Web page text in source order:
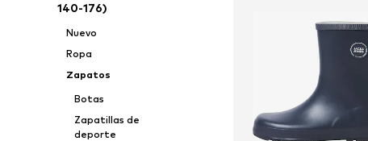
140-176)
Nuevo
Ropa
Zapatos
Botas
Zapatillas de
deporte